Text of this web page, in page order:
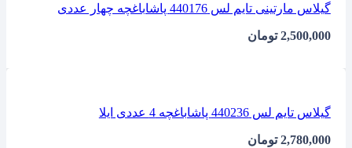
گیلاس مارتینی تایم لس 440176 پاشاباغچه چهار عددی
2,500,000 تومان
گیلاس تایم لس 440236 پاشاباغچه 4 عددی ایلا
2,780,000 تومان